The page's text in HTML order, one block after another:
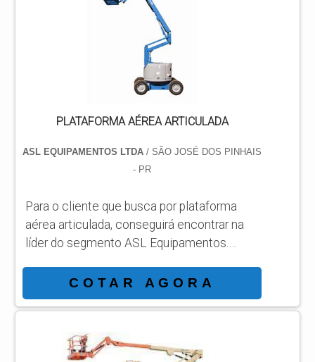
PLATAFORMA AÉREA ARTICULADA
ASL EQUIPAMENTOS LTDA/ SÃO JOSÉ DOS PINHAIS
- PR
Para o cliente que busca por plataforma
aérea articulada, conseguirá encontrar na
líder do segmento ASL Equipamentos.
própria empresa e achando a líder em
qualidade. INFORMAÇÕES SOBRE
PLATAFORMA AÉREA ARTICULADA Quem
pesquisa na internet por plataforma aérea
articulada em uma companhia inovadora,
COTAR AGORA